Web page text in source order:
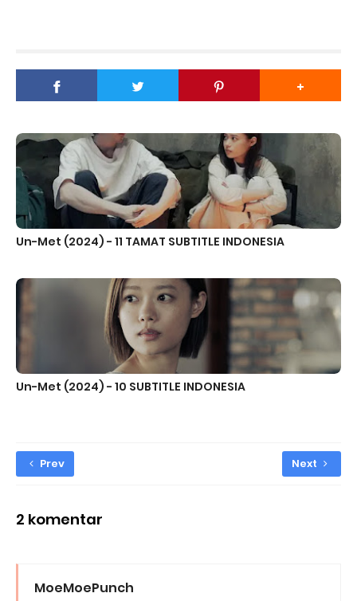
Un-Met (2024) - 11 TAMAT SUBTITLE INDONESIA
Un-Met (2024) - 10 SUBTITLE INDONESIA
Prev Next
2 komentar
MoeMoePunch